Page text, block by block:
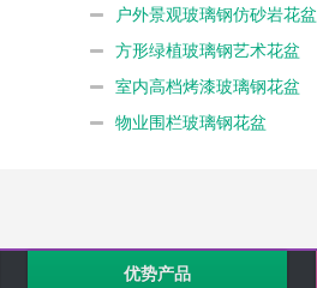
户外景观玻璃钢仿砂岩花盆
方形绿植玻璃钢艺术花盆
室内高档烤漆玻璃钢花盆
物业围栏玻璃钢花盆
优势产品